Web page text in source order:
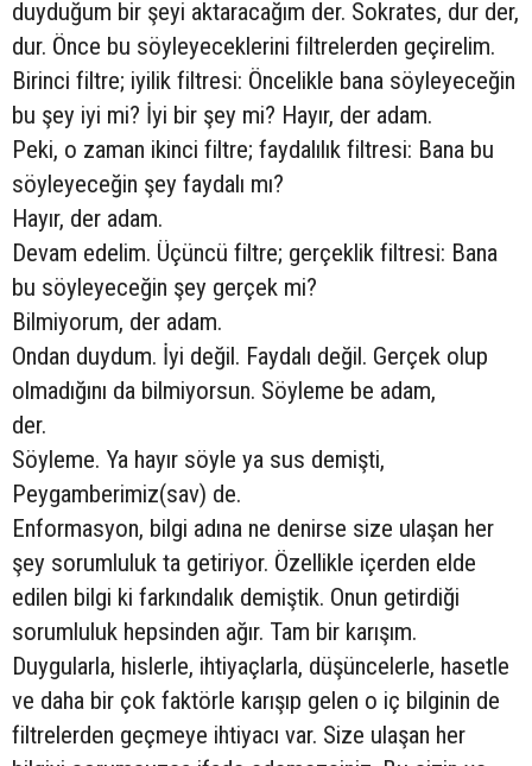
duyduğum bir şeyi aktaracağım der. Sokrates, dur der,
dur. Önce bu söyleyeceklerini filtrelerden geçirelim.
Birinci filtre; iyilik filtresi: Öncelikle bana söyleyeceğin
bu şey iyi mi? İyi bir şey mi? Hayır, der adam.
Peki, o zaman ikinci filtre; faydalılık filtresi: Bana bu
söyleyeceğin şey faydalı mı?
Hayır, der adam.
Devam edelim. Üçüncü filtre; gerçeklik filtresi: Bana
bu söyleyeceğin şey gerçek mi?
Bilmiyorum, der adam.
Ondan duydum. İyi değil. Faydalı değil. Gerçek olup
olmadığını da bilmiyorsun. Söyleme be adam,
der.
Söyleme. Ya hayır söyle ya sus demişti,
Peygamberimiz(sav) de.
Enformasyon, bilgi adına ne denirse size ulaşan her
şey sorumluluk ta getiriyor. Özellikle içerden elde
edilen bilgi ki farkındalık demiştik. Onun getirdiği
sorumluluk hepsinden ağır. Tam bir karışım.
Duygularla, hislerle, ihtiyaçlarla, düşüncelerle, hasetle
ve daha bir çok faktörle karışıp gelen o iç bilginin de
filtrelerden geçmeye ihtiyacı var. Size ulaşan her